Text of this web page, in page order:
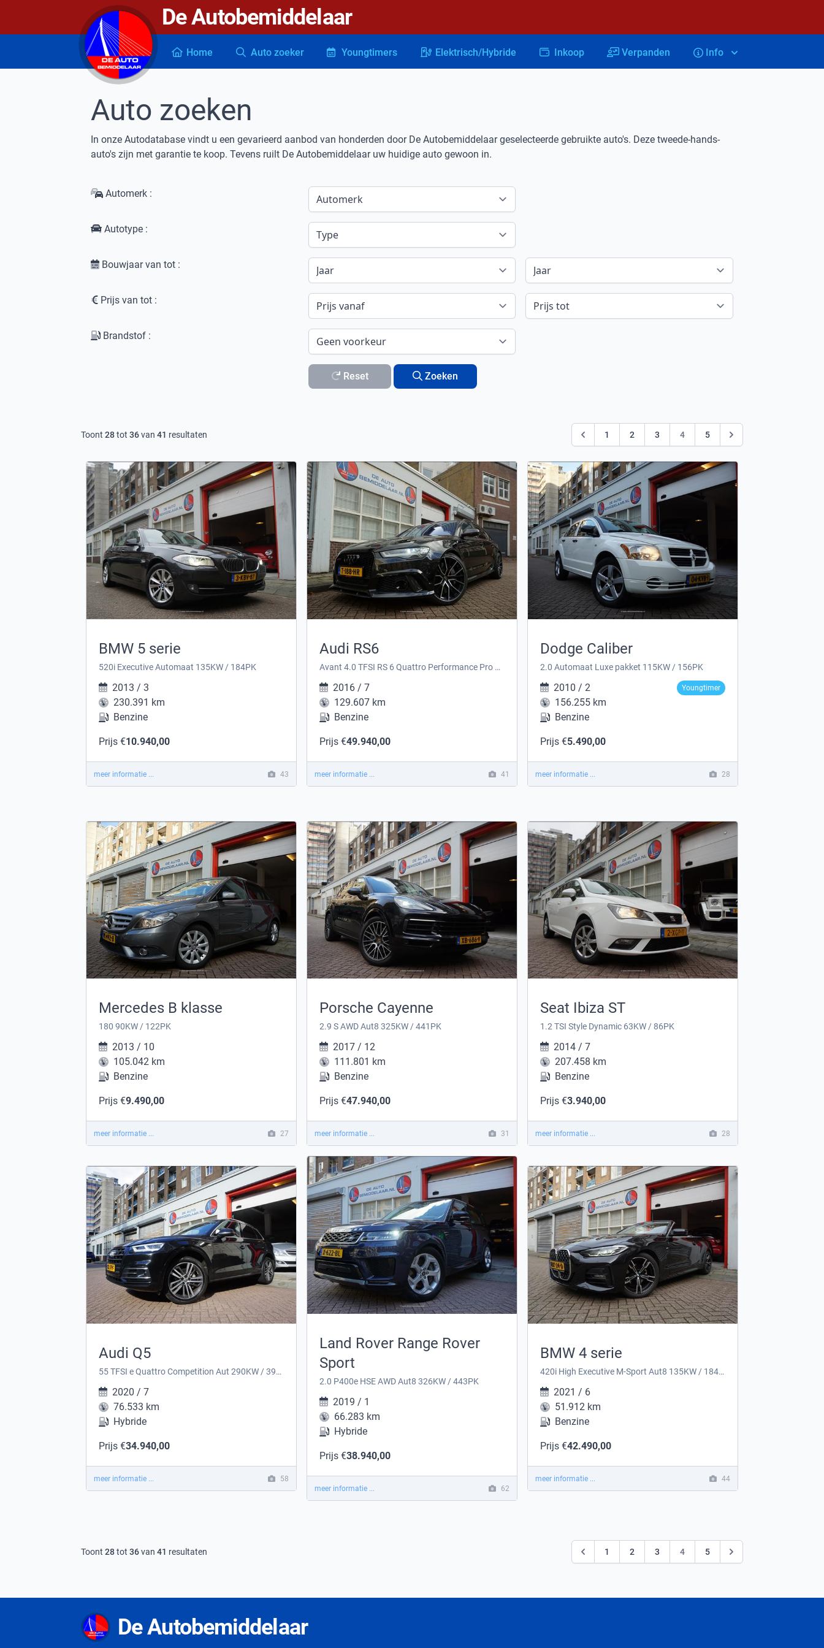
De Autobemiddelaar
Home Auto zoeker Youngtimers Elektrisch/Hybride Inkoop Verpanden Info
De autobemiddelaar
Auto zoeken
In onze Autodatabase vindt u een gevarieerd aanbod van honderden door De Autobemiddelaar geselecteerde gebruikte auto's. Deze tweede-hands-
auto's zijn met garantie te koop. Tevens ruilt De Autobemiddelaar uw huidige auto gewoon in.
Automerk :
Autotype :
Bouwjaar van tot :
Prijs van tot :
Brandstof :
Reset Zoeken
Toont 28tot 36van 41 resultaten 1 2 3 4 5
BMW 5 serie
520i Executive Automaat 135KW / 184PK
2013 / 3
230.391 km
Benzine
Prijs €10.940,00
meer informatie ... 43
Audi RS6
Avant 4.0 TFSI RS 6 Quattro Performance Pro Line 445KW / 605PK
2016 / 7
129.607 km
Benzine
Prijs €49.940,00
meer informatie ... 41
Dodge Caliber
2.0 Automaat Luxe pakket 115KW / 156PK
2010 / 2 Youngtimer
156.255 km
Benzine
Prijs €5.490,00
meer informatie ... 28
Mercedes B klasse
180 90KW / 122PK
2013 / 10
105.042 km
Benzine
Prijs €9.490,00
meer informatie ... 27
Porsche Cayenne
2.9 S AWD Aut8 325KW / 441PK
2017 / 12
111.801 km
Benzine
Prijs €47.940,00
meer informatie ... 31
Seat Ibiza ST
1.2 TSI Style Dynamic 63KW / 86PK
2014 / 7
207.458 km
Benzine
Prijs €3.940,00
meer informatie ... 28
Audi Q5
55 TFSI e Quattro Competition Aut 290KW / 394PK
2020 / 7
76.533 km
Hybride
Prijs €34.940,00
meer informatie ... 58
Land Rover Range Rover
Sport
2.0 P400e HSE AWD Aut8 326KW / 443PK
2019 / 1
66.283 km
Hybride
Prijs €38.940,00
meer informatie ... 62
BMW 4 serie
420i High Executive M-Sport Aut8 135KW / 184PK
2021 / 6
51.912 km
Benzine
Prijs €42.490,00
meer informatie ... 44
Toont 28tot 36van 41 resultaten 1 2 3 4 5
De Autobemiddelaar